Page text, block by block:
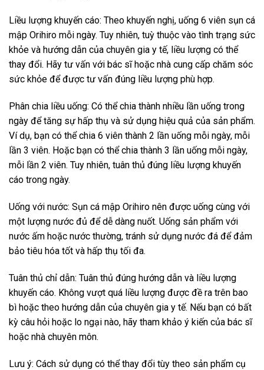
Liều lượng khuyến cáo: Theo khuyến nghị, uống 6 viên sụn cá
mập Orihiro mỗi ngày. Tuy nhiên, tuỳ thuộc vào tình trạng sức
khỏe và hướng dẫn của chuyên gia y tế, liều lượng có thể
thay đổi. Hãy tư vấn với bác sĩ hoặc nhà cung cấp chăm sóc
sức khỏe để được tư vấn đúng liều lượng phù hợp.
Phân chia liều uống: Có thể chia thành nhiều lần uống trong
ngày để tăng sự hấp thụ và sử dụng hiệu quả của sản phẩm.
Ví dụ, bạn có thể chia 6 viên thành 2 lần uống mỗi ngày, mỗi
lần 3 viên. Hoặc bạn có thể chia thành 3 lần uống mỗi ngày,
mỗi lần 2 viên. Tuy nhiên, tuân thủ đúng liều lượng khuyến
cáo trong ngày.
Uống với nước: Sụn cá mập Orihiro nên được uống cùng với
một lượng nước đủ để dễ dàng nuốt. Uống sản phẩm với
nước ấm hoặc nước thường, tránh sử dụng nước đá để đảm
bảo tiêu hóa tốt và hấp thụ tối đa.
Tuân thủ chỉ dẫn: Tuân thủ đúng hướng dẫn và liều lượng
khuyến cáo. Không vượt quá liều lượng được đề ra trên bao
bì hoặc theo hướng dẫn của chuyên gia y tế. Nếu bạn có bất
kỳ câu hỏi hoặc lo ngại nào, hãy tham khảo ý kiến của bác sĩ
hoặc nhà chuyên môn.
Lưu ý: Cách sử dụng có thể thay đổi tùy theo sản phẩm cụ